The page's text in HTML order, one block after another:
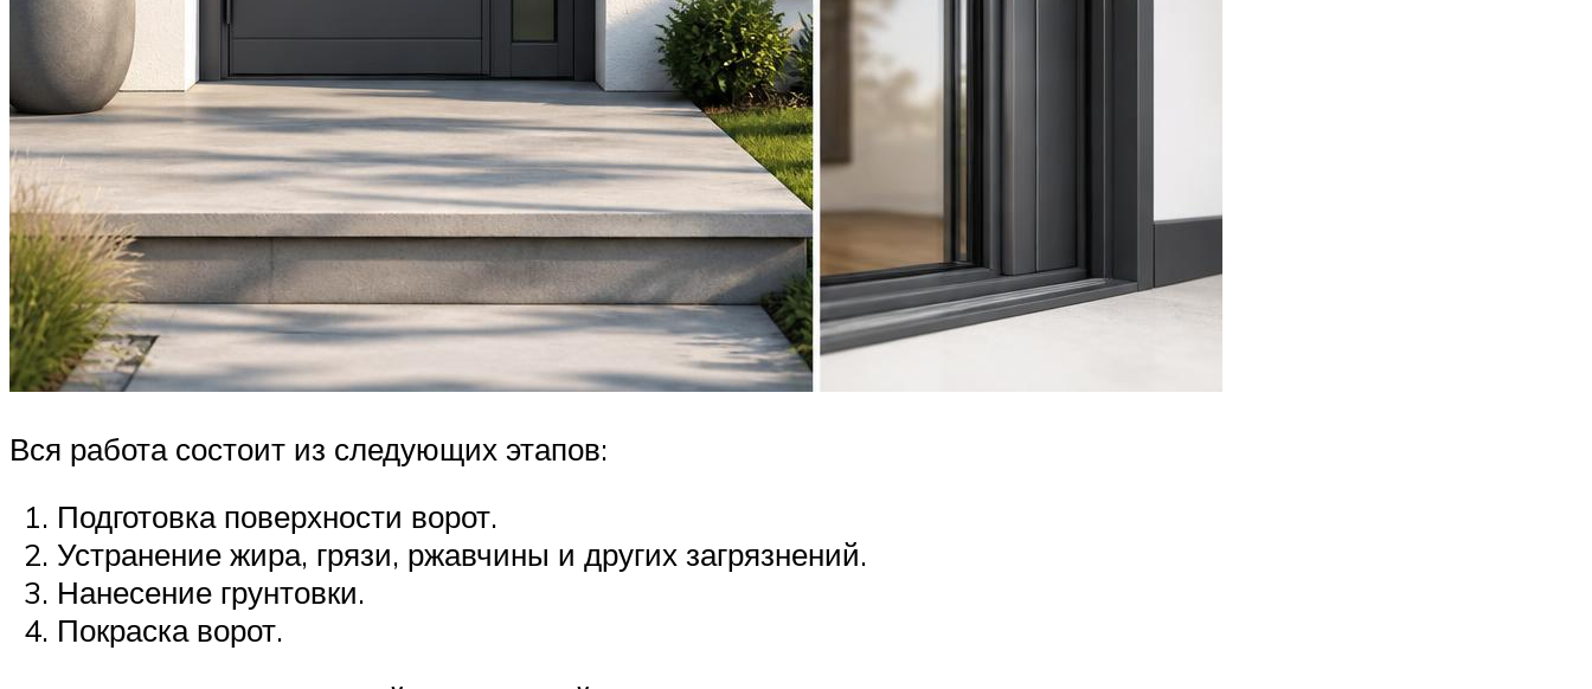
Вся работа состоит из следующих этапов:
Подготовка поверхности ворот.
Устранение жира, грязи, ржавчины и других загрязнений.
Нанесение грунтовки.
Покраска ворот.